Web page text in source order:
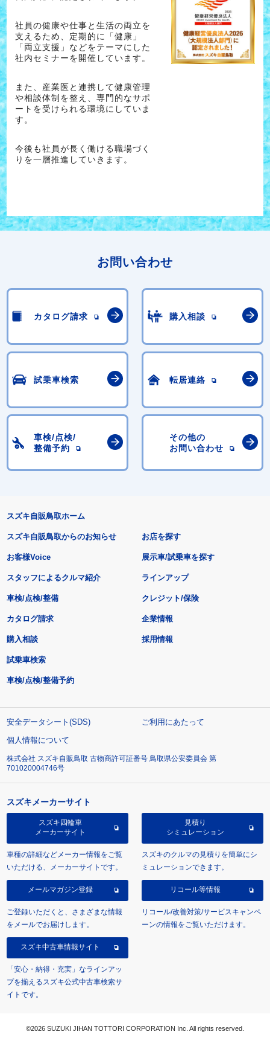
社員の健康や仕事と生活の両立を
支えるため、定期的に「健康」
「両立支援」などをテーマにした
社内セミナーを開催しています。
また、産業医と連携して健康管理
や相談体制を整え、専門的なサポ
ートを受けられる環境にしていま
す。
今後も社員が長く働ける職場づく
りを一層推進していきます。
お問い合わせ
カタログ請求 購入相談
試乗車検索 転居連絡
車検/点検/
整備予約
その他の
お問い合わせ
スズキ自販鳥取ホーム
スズキ自販鳥取からのお知らせ
お客様Voice
スタッフによるクルマ紹介
お店を探す
展示車/試乗車を探す
ラインアップ
車検/点検/整備 クレジット/保険
カタログ請求
購入相談
試乗車検索
車検/点検/整備予約
企業情報
採用情報
安全データシート(SDS)
ご利用にあたって
個人情報について
株式会社 スズキ自販鳥取 古物商許可証番号 鳥取県公安委員会 第
701020004746号
スズキメーカーサイト
スズキ四輪車
メーカーサイト
車種の詳細などメーカー情報をご覧
いただける、メーカーサイトです。
見積り
シミュレーション
スズキのクルマの見積りを簡単にシ
ミュレーションできます。
メールマガジン登録
ご登録いただくと、さまざまな情報
をメールでお届けします。
リコール等情報
リコール/改善対策/サービスキャンペ
ーンの情報をご覧いただけます。
スズキ中古車情報サイト
「安心・納得・充実」なラインアッ
プを揃えるスズキ公式中古車検索サ
イトです。
©2026 SUZUKI JIHAN TOTTORI CORPORATION Inc. All rights reserved.